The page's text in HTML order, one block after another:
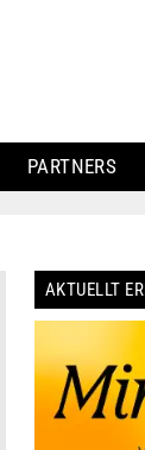
PARTNERS
AKTUELLT